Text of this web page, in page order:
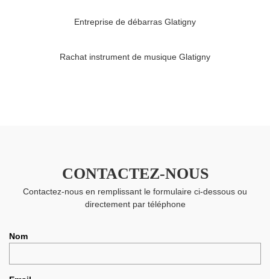
Entreprise de débarras Glatigny
Rachat instrument de musique Glatigny
CONTACTEZ-NOUS
Contactez-nous en remplissant le formulaire ci-dessous ou
directement par téléphone
Nom